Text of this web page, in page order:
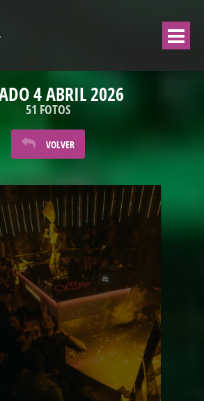
4 ABRIL 2026
51 FOTOS
VOLVER